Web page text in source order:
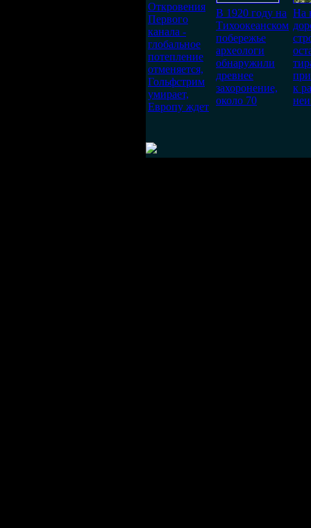
Откровения
Первого
канала -
глобальное
потепление
отменяется,
Гольфстрим
умирает,
Европу ждет
В 1920 году на
Тихоокеанском
побережье
археологи
обнаружили
древнее
захоронение,
около 70
На
к